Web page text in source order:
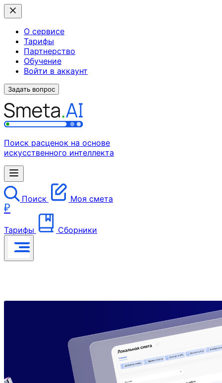
О сервисе
Тарифы
Партнерство
Обучение
Войти в аккаунт
Задать вопрос
Поиск расценок на основе
искусственного интеллекта
Поиск Моя смета
₽
Тарифы Сборники